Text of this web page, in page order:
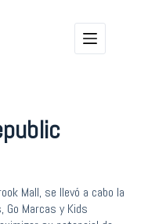
Mall, se llevó a cabo la
Marcas y Kids